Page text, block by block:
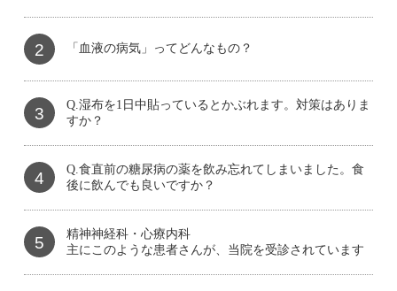
2 「血液の病気」ってどんなもの？
3
Q.湿布を1日中貼っているとかぶれます。対策はありま
すか？
4
Q.食直前の糖尿病の薬を飲み忘れてしまいました。食
後に飲んでも良いですか？
5
精神神経科・心療内科
主にこのような患者さんが、当院を受診されています